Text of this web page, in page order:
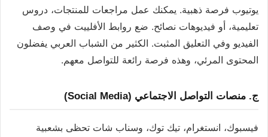
يوتيوب فرصة ذهبية. يمكنك عمل مراجعات للمنتجات، دروس
تعليمية، أو فيديوهات نصائح. ضع روابط الأفلييت في وصف
الفيديو وفي التعليق المثبت. الكثير من الشباب العربي يفضلون
المحتوى المرئي، وهذه فرصة رائعة للتواصل معهم.
ج. منصات التواصل الاجتماعي (Social Media)
فيسبوك، انستغرام، تيك توك، وسناب شات تحظى بشعبية